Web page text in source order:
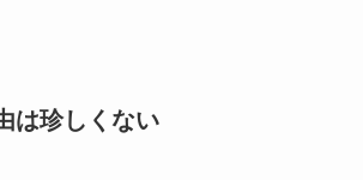
は珍しくない